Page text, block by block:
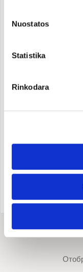
Savo sutikimą
atsisakius tam tikrų
Nuostatos
Statistika
Rinkodara
Японский чай
399.75 €/kg